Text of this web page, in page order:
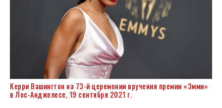
Керри Вашингтон на 73-й церемонии вручения премии «Эмми»
в Лос-Анджелесе, 19 сентября 2021 г.